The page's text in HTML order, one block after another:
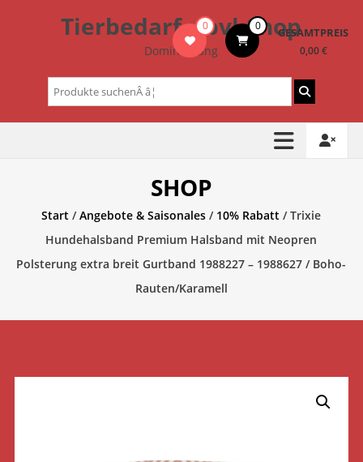
Tierbedarf – bvl-Shop
Dominik Lang
0 0 GESAMTPREIS
0,00 €
Suchen
nach:
SHOP
Start /Angebote & Saisonales / 10% Rabatt / Trixie
Hundehalsband Premium Halsband mit Neopren
Polsterung extra breit Gurtband 1988227 – 1988627 / Boho-
Rauten/Karamell